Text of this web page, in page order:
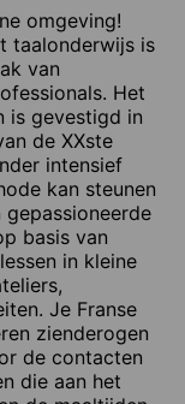
omgeving!
taalonderwijs is
van
Het
is gevestigd in
de XXste
intensief
kan steunen
basis van
in kleine
Je Franse
zienderogen
de contacten
die aan het